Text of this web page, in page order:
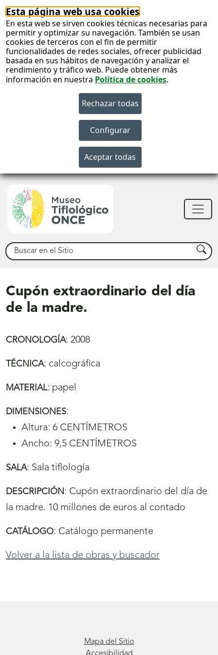
Esta página web usa cookies
En esta web se sirven cookies técnicas necesarias para
permitir y optimizar su navegación. También se usan
cookies de terceros con el fin de permitir
funcionalidades de redes sociales, ofrecer publicidad
basada en sus hábitos de navegación y analizar el
rendimiento y tráfico web. Puede obtener más
información en nuestra Política de cookies.
Buscar Buscar
Cupón extraordinario del día
de la madre.
CRONOLOGÍA: 2008
TÉCNICA: calcográfica
MATERIAL: papel
DIMENSIONES:
Altura: 6 CENTÍMETROS
Ancho: 9,5 CENTÍMETROS
SALA: Sala tiflología
DESCRIPCIÓN: Cupón extraordinario del día de
la madre. 10 millones de euros al contado
CATÁLOGO: Catálogo permanente
Volver a la lista de obras y buscador
Mapa del Sitio